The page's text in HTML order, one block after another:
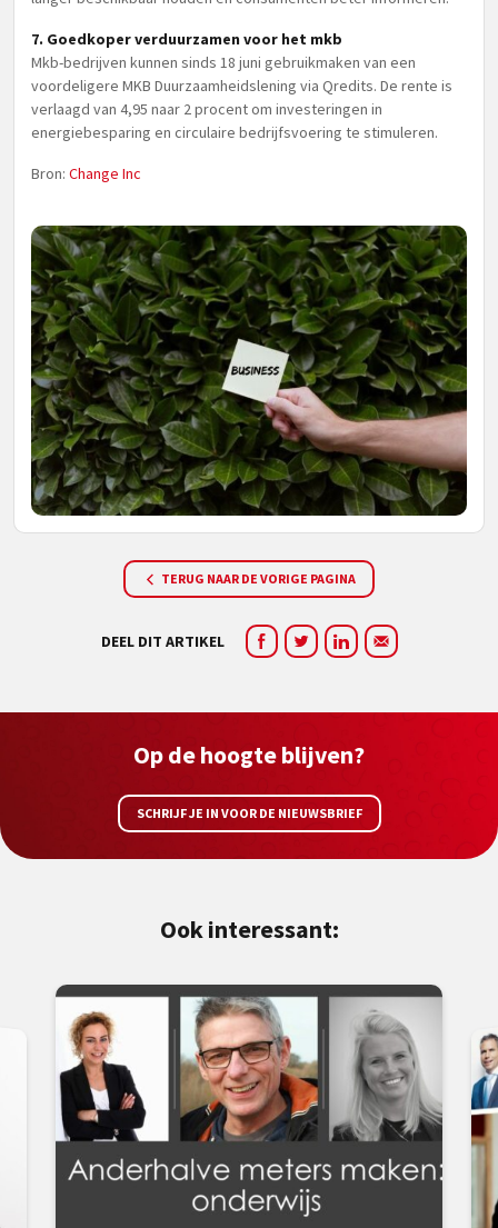
7. Goedkoper verduurzamen voor het mkb
Mkb-bedrijven kunnen sinds 18 juni gebruikmaken van een
voordeligere MKB Duurzaamheidslening via Qredits. De rente is
verlaagd van 4,95 naar 2 procent om investeringen in
energiebesparing en circulaire bedrijfsvoering te stimuleren.
Bron: Change Inc
TERUG NAAR DE VORIGE PAGINA
DEEL DIT ARTIKEL
Op de hoogte blijven?
SCHRIJF JE IN VOOR DE NIEUWSBRIEF
Ook interessant: